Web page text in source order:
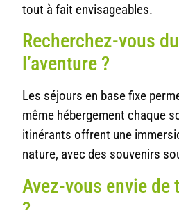
tout à fait envisageables.
Recherchez-vous
l’aventure ?
Les séjours en base fixe
même hébergement chaque
itinérants offrent une
nature, avec des souvenirs
Avez-vous envie